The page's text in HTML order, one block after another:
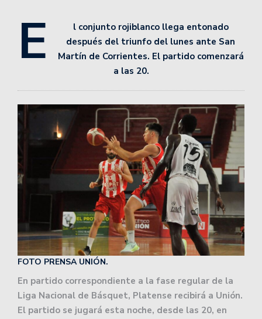
E
l conjunto rojiblanco llega entonado
después del triunfo del lunes ante San
Martín de Corrientes. El partido comenzará
a las 20.
FOTO PRENSA UNIÓN.
En partido correspondiente a la fase regular de la
Liga Nacional de Básquet, Platense recibirá a Unión.
El partido se jugará esta noche, desde las 20, en